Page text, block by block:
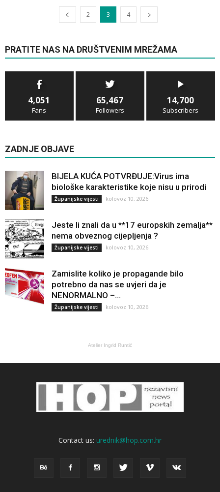
2 3 4
PRATITE NAS NA DRUŠTVENIM MREŽAMA
4,051
Fans
65,467
Followers
14,700
Subscribers
ZADNJE OBJAVE
BIJELA KUĆA POTVRĐUJE:Virus ima
biološke karakteristike koje nisu u prirodi
Županijske vijesti kolovoz 10, 2026
Jeste li znali da u **17 europskih zemalja**
nema obveznog cijepljenja ?
Županijske vijesti kolovoz 10, 2026
Zamislite koliko je propagande bilo
potrebno da nas se uvjeri da je
NENORMALNO –...
Županijske vijesti kolovoz 10, 2026
Atelier Ingrid Runtić
Contact us: urednik@hop.com.hr